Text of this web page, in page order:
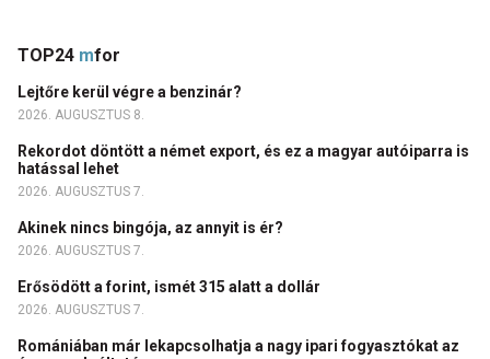
TOP24 mfor
Lejtőre kerül végre a benzinár?
2026. AUGUSZTUS 8.
Rekordot döntött a német export, és ez a magyar autóiparra is
hatással lehet
2026. AUGUSZTUS 7.
Akinek nincs bingója, az annyit is ér?
2026. AUGUSZTUS 7.
Erősödött a forint, ismét 315 alatt a dollár
2026. AUGUSZTUS 7.
Romániában már lekapcsolhatja a nagy ipari fogyasztókat az